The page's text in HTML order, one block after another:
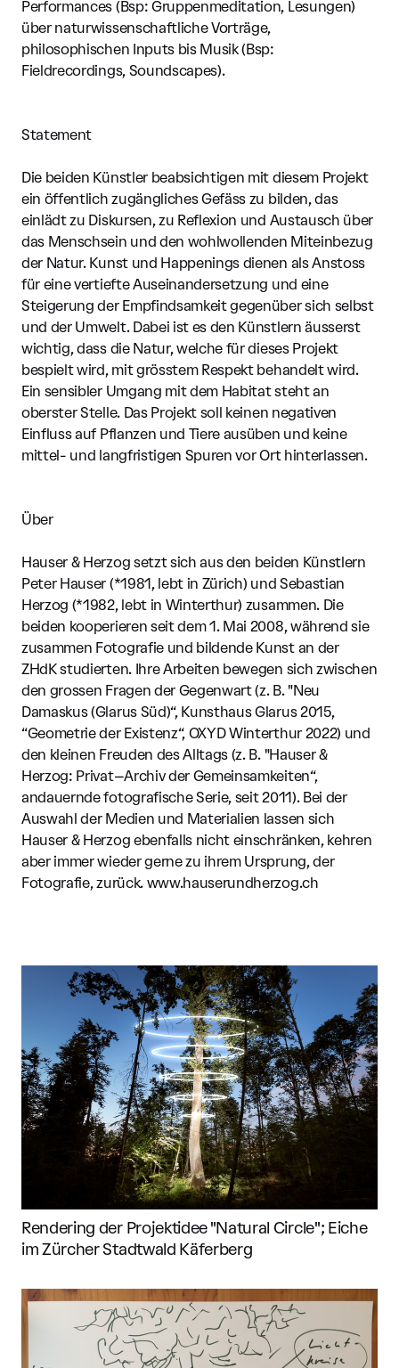
Performances (Bsp: Gruppenmeditation, Lesungen)
über naturwissenschaftliche Vorträge,
philosophischen Inputs bis Musik (Bsp:
Fieldrecordings, Soundscapes).
Statement
Die beiden Künstler beabsichtigen mit diesem Projekt
ein öffentlich zugängliches Gefäss zu bilden, das
einlädt zu Diskursen, zu Reflexion und Austausch über
das Menschsein und den wohlwollenden Miteinbezug
der Natur. Kunst und Happenings dienen als Anstoss
für eine vertiefte Auseinandersetzung und eine
Steigerung der Empfindsamkeit gegenüber sich selbst
und der Umwelt. Dabei ist es den Künstlern äusserst
wichtig, dass die Natur, welche für dieses Projekt
bespielt wird, mit grösstem Respekt behandelt wird.
Ein sensibler Umgang mit dem Habitat steht an
oberster Stelle. Das Projekt soll keinen negativen
Einfluss auf Pflanzen und Tiere ausüben und keine
mittel- und langfristigen Spuren vor Ort hinterlassen.
Über
Hauser & Herzog setzt sich aus den beiden Künstlern
Peter Hauser (*1981, lebt in Zürich) und Sebastian
Herzog (*1982, lebt in Winterthur) zusammen. Die
beiden kooperieren seit dem 1. Mai 2008, während sie
zusammen Fotografie und bildende Kunst an der
ZHdK studierten. Ihre Arbeiten bewegen sich zwischen
den grossen Fragen der Gegenwart (z. B. "Neu
Damaskus (Glarus Süd)“, Kunsthaus Glarus 2015,
“Geometrie der Existenz“, OXYD Winterthur 2022) und
den kleinen Freuden des Alltags (z. B. "Hauser &
Herzog: Privat–Archiv der Gemeinsamkeiten“,
andauernde fotografische Serie, seit 2011). Bei der
Auswahl der Medien und Materialien lassen sich
Hauser & Herzog ebenfalls nicht einschränken, kehren
aber immer wieder gerne zu ihrem Ursprung, der
Fotografie, zurück. www.hauserundherzog.ch
Rendering der Projektidee "Natural Circle"; Eiche
im Zürcher Stadtwald Käferberg